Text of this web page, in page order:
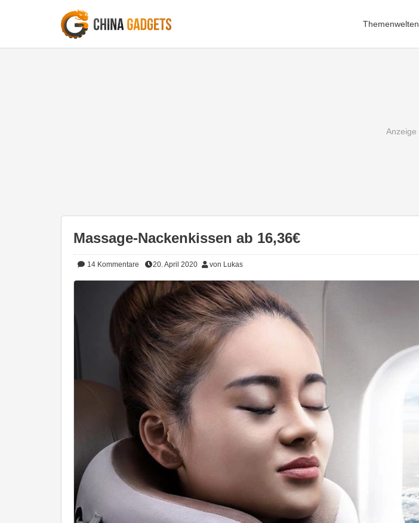
Themenwelten
Massage-Nackenkissen ab 16,36€
14 Kommentare 20. April 2020 von Lukas